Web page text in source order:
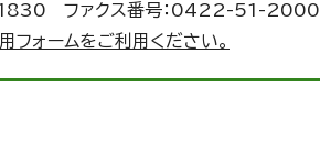
ファクス番号：0422-51-2000
フォームをご利用ください。